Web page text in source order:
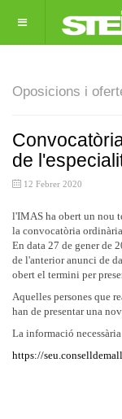
Oposicions i
de
12 Febrer 2020
l'IMAS ha obert un nou
la convocatòria
En data 27 de gener de
de l'anterior anunci de
obert el termini per
Aquelles persones que
han de presentar una
La informació
https://